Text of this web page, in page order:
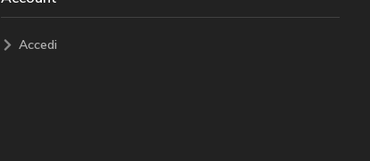
Accedi